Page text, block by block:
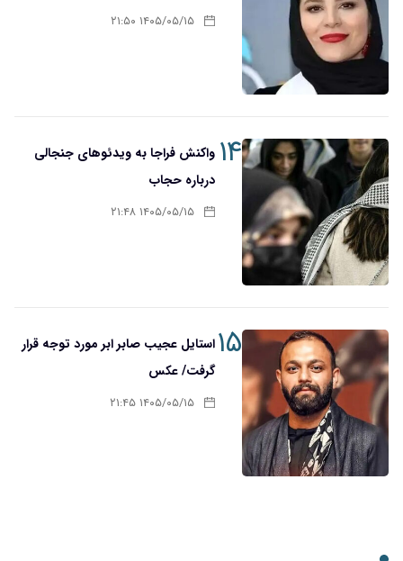
۱۴۰۵/۰۵/۱۵ ۲۱:۵۰
۱۴ واکنش فراجا به ویدئوهای جنجالی
درباره حجاب
۱۴۰۵/۰۵/۱۵ ۲۱:۴۸
۱۵استایل عجیب صابر ابر مورد توجه قرار
گرفت/ عکس
۱۴۰۵/۰۵/۱۵ ۲۱:۴۵